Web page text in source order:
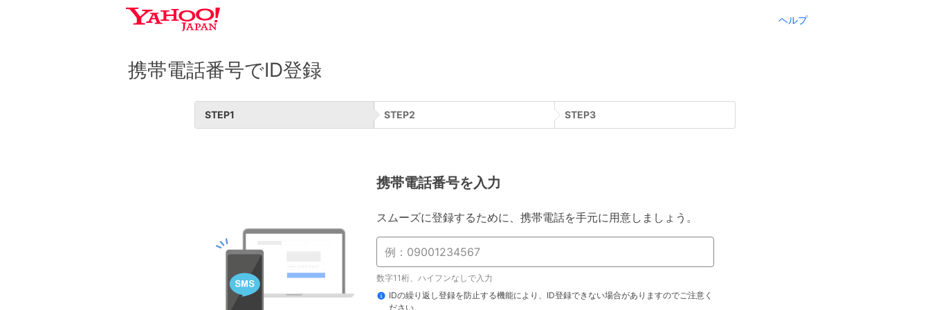
ヘルプ
携帯電話番号でID登録
STEP1 STEP2 STEP3
携帯電話番号を入力
スムーズに登録するために、携帯電話を手元に用意しましょう。
数字11桁、ハイフンなしで入力
IDの繰り返し登録を防止する機能により、ID登録できない場合がありますのでご注意く
ださい。